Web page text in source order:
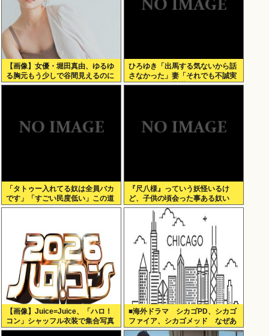
【画像】女優・堀田真由、ゆるゆ
る胸元もう少しで谷間見えるのに
ひろゆき「出馬する気ないから話
さなかった」妻「それでも不誠実
だろ」→離婚協議へwww
「タトゥー入れてる奴は全員バカ
です」「すごい民度低い」この道
23年の彫り師YouTuberの動画が
『尺八様』っていう妖怪いるけ
ど、子供の頃会った事ある奴い
る？？
【画像】Juice=Juice、「ハロ！
コン」シャッフル衣装で集合写真
■海外ドラマ シカゴPD、シカゴ
ファイア、シカゴメッド なぜあ
の人は、あそこまで背負うのか